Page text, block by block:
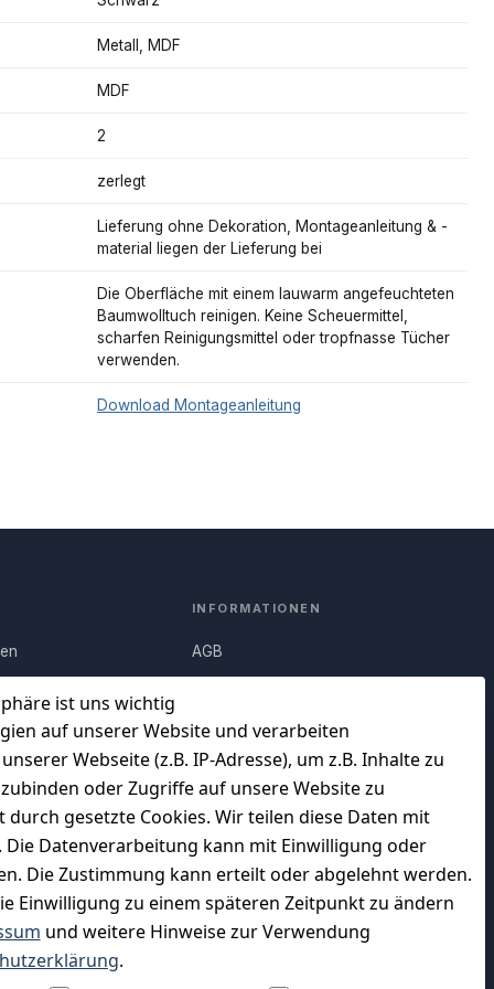
Metall, MDF
MDF
2
zerlegt
Lieferung ohne Dekoration, Montageanleitung & -
material liegen der Lieferung bei
Die Oberfläche mit einem lauwarm angefeuchteten
Baumwolltuch reinigen. Keine Scheuermittel,
scharfen Reinigungsmittel oder tropfnasse Tücher
verwenden.
Download Montageanleitung
ist uns wichtig
auf unserer Website und verarbeiten
Webseite (z.B. IP-Adresse), um z.B. Inhalte zu
oder Zugriffe auf unsere Website zu
gesetzte Cookies. Wir teilen diese Daten mit
Datenverarbeitung kann mit Einwilligung oder
Die Zustimmung kann erteilt oder abgelehnt werden.
Einwilligung zu einem späteren Zeitpunkt zu ändern
und weitere Hinweise zur Verwendung
.
INFORMATIONEN
AGB
Datenschutz
Impressum
Unser Unternehmen
Charity & Wohltätigkeit
WIR VERSENDEN MIT